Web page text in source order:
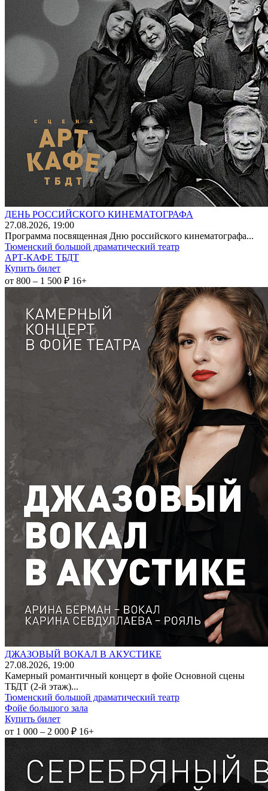
ДЕНЬ РОССИЙСКОГО КИНЕМАТОГРАФА
27.08.2026, 19:00
Программа посвященная Дню российского кинематографа...
Тюменский большой драматический театр
АРТ-КАФЕ ТБДТ
Купить билет
от 800 – 1 500 ₽ 16+
ДЖАЗОВЫЙ ВОКАЛ В АКУСТИКЕ
27.08.2026, 19:00
Камерный романтичный концерт в фойе Основной сцены
ТБДТ (2-й этаж)...
Тюменский большой драматический театр
Фойе большого зала
Купить билет
от 1 000 – 2 000 ₽ 16+